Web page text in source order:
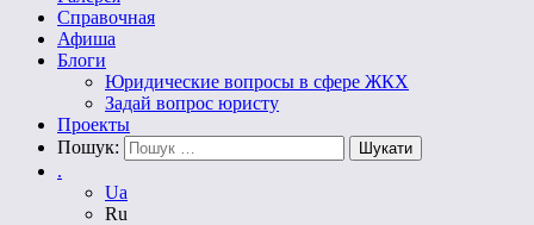
Справочная
Афиша
Блоги
Юридические вопросы в сфере ЖКХ
Задай вопрос юристу
Проекты
Пошук:
.
Ua
Ru